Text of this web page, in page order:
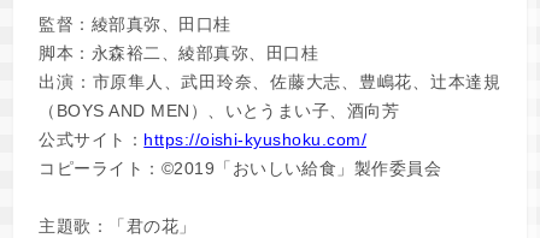
監督：綾部真弥、田口桂
脚本：永森裕二、綾部真弥、田口桂
出演：市原隼人、武田玲奈、佐藤大志、豊嶋花、辻本達規
（BOYS AND MEN）、いとうまい子、酒向芳
公式サイト： https://oishi-kyushoku.com/
コピーライト：©2019「おいしい給食」製作委員会
主題歌：「君の花」